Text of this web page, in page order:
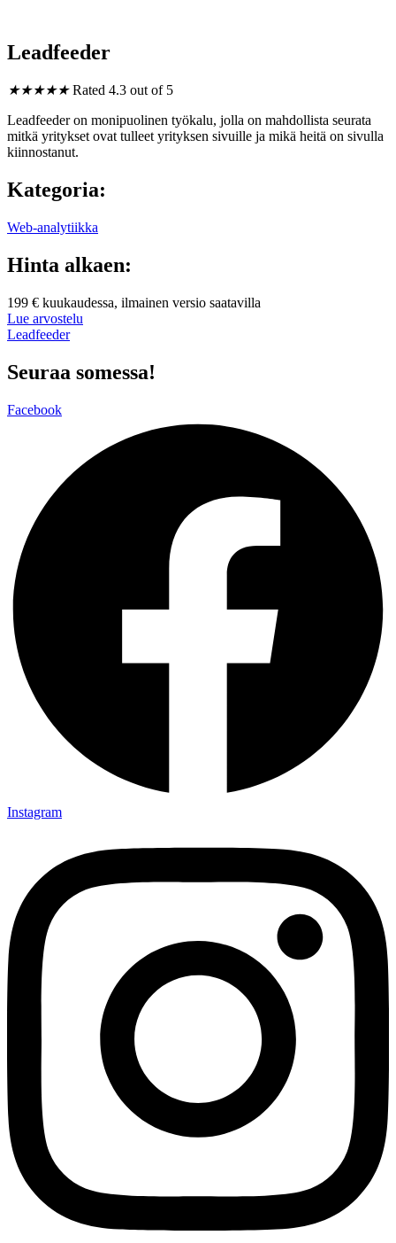
Leadfeeder
★★★★★ Rated 4.3 out of 5
Leadfeeder on monipuolinen työkalu, jolla on mahdollista seurata
mitkä yritykset ovat tulleet yrityksen sivuille ja mikä heitä on sivulla
kiinnostanut.
Kategoria:
Web-analytiikka
Hinta alkaen:
199 € kuukaudessa, ilmainen versio saatavilla
Lue arvostelu
Leadfeeder
Seuraa somessa!
Facebook
Instagram